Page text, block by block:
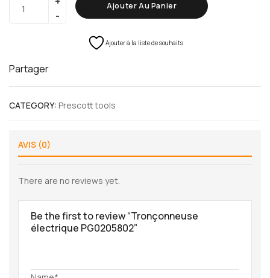
Ajouter Au Panier
Ajouter à la liste de souhaits
Partager
CATEGORY: Prescott tools
AVIS (0)
There are no reviews yet.
Be the first to review “Tronçonneuse
électrique PG0205802”